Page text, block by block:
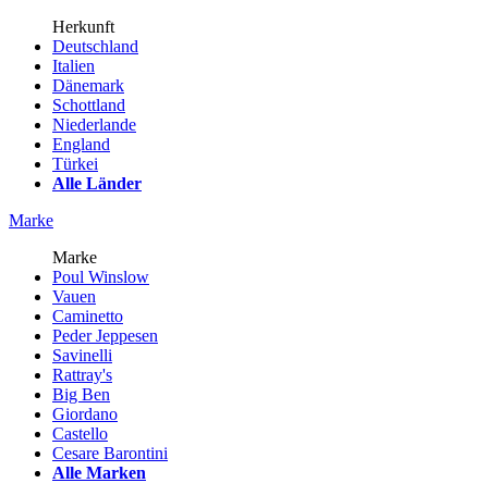
Herkunft
Deutschland
Italien
Dänemark
Schottland
Niederlande
England
Türkei
Alle Länder
Marke
Marke
Poul Winslow
Vauen
Caminetto
Peder Jeppesen
Savinelli
Rattray's
Big Ben
Giordano
Castello
Cesare Barontini
Alle Marken